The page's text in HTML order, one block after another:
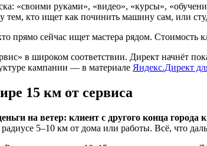
«своими руками», «видео», «курсы»,
тем, кто ищет как починить машину сам, или
прямо сейчас ищет мастера рядом. Стоимость
в широком соответствии. Директ начнёт
кампании — в материале Яндекс.Директ
15 км от сервиса
на ветер: клиент с другого конца
5–10 км от дома или работы. Всё, что